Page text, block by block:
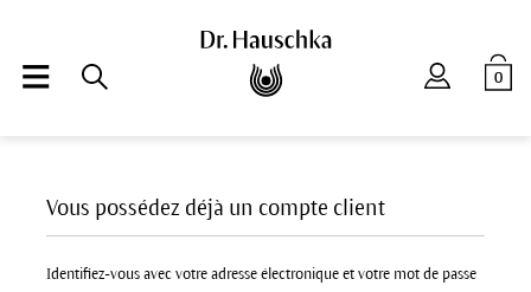
0
Vous possédez déjà un compte client
Identifiez-vous avec votre adresse électronique et votre mot de passe